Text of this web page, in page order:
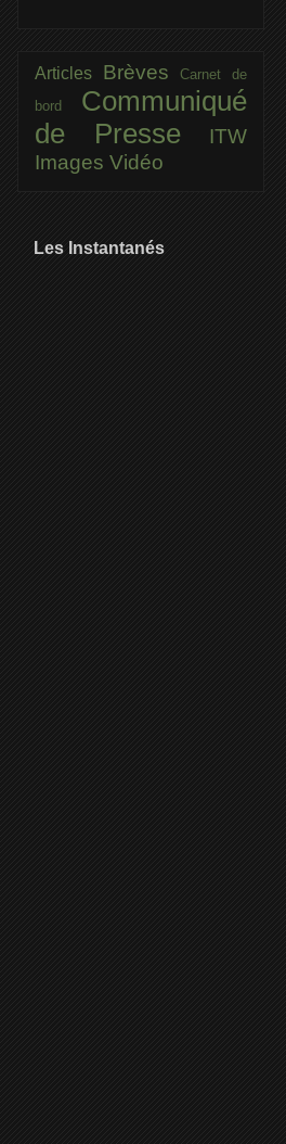
Articles BrèvesCarnet de
bord Communiqué
de Presse
ITW
Images Vidéo
Les Instantanés